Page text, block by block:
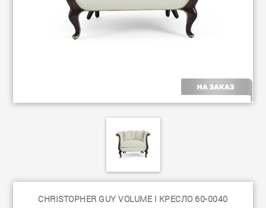
CHRISTOPHER GUY VOLUME I КРЕСЛО 60-0040